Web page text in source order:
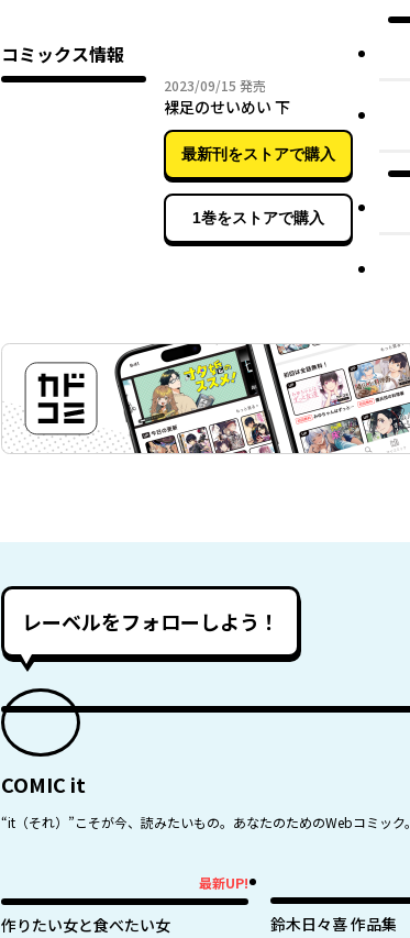
コミックス情報
2023/09/15 2023年09月15日
発売
裸足のせいめい 下
最新刊をストアで購入
1巻をストアで購入
レーベルをフォローしよう！
COMIC it
“it（それ）”こそが今、読みたいもの。あなたのためのWebコミック。
最新UP!
作りたい女と食べたい女 鈴木日々喜 作品集